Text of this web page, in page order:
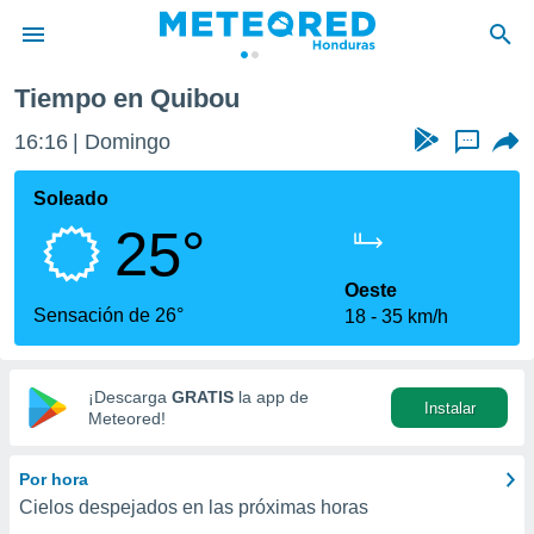
de
ha sido
calidad.
a este
las
y
digital
basada
Tiempo en Quibou
16:16 Domingo ...
Soleado
25°
Sensación de 26°
Oeste
18
35 km/h
¡Descarga GRATIS la app de
Meteored!
Instalar
Por hora
Cielos despejados en las próximas horas